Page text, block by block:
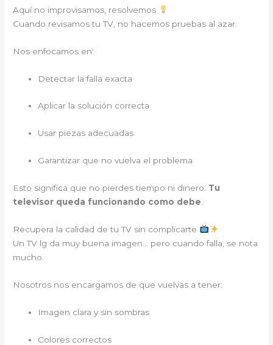
Aquí no improvisamos, resolvemos
Cuando revisamos tu TV, no hacemos pruebas al azar.
Nos enfocamos en:
Detectar la falla exacta
Aplicar la solución correcta
Usar piezas adecuadas
Garantizar que no vuelva el problema
Esto significa que no pierdes tiempo ni dinero. Tu
televisor queda funcionando como debe
Recupera la calidad de tu TV sin complicarte
Un TV lg da muy buena imagen… pero cuando falla, se nota
mucho.
Nosotros nos encargamos de que vuelvas a tener:
Imagen clara y sin sombras
Colores correctos